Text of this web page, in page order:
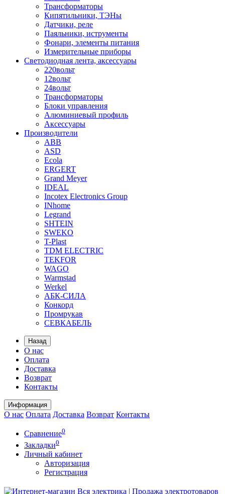
Трансформаторы
Кипятильники, ТЭНы
Датчики, реле
Паяльники, иструменты
Фонари, элементы питания
Измерительные приборы
Светодиодная лента, аксессуары
220вольт
12вольт
24вольт
Трансформаторы
Блоки управления
Алюминиевый профиль
Аксессуары
Производители
ABB
ASD
Ecola
ERGERT
Grand Meyer
IDEAL
Incotex Electronics Group
INhome
Legrand
SHTEIN
SWEKO
T-Plast
TDM ELECTRIC
TEKFOR
WAGO
Warmstad
Werkel
АБК-СИЛА
Конкорд
Промрукав
СЕВКАБЕЛЬ
Назад
О нас
Оплата
Доставка
Возврат
Контакты
Информация
О нас Оплата Доставка Возврат Контакты
Сравнение0
Закладки0
Личный кабинет
Авторизация
Регистрация